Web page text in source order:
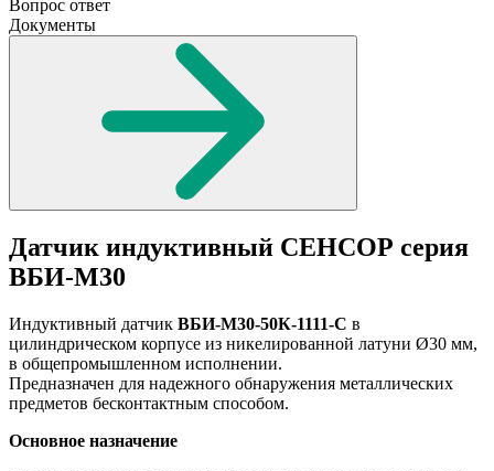
Вопрос ответ
Документы
Датчик индуктивный СЕНСОР серия
ВБИ-М30
Индуктивный датчик ВБИ-М30-50К-1111-С в
цилиндрическом корпусе из никелированной латуни Ø30 мм,
в общепромышленном исполнении.
Предназначен для надежного обнаружения металлических
предметов бесконтактным способом.
Основное назначение